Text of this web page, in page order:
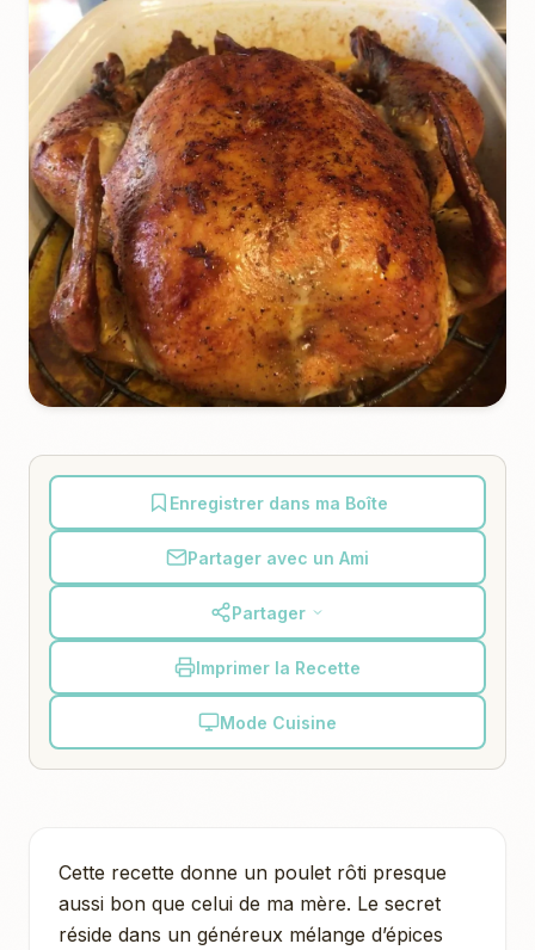
Enregistrer dans ma Boîte
Partager avec un Ami
Partager
Imprimer la Recette
Mode Cuisine
Cette recette donne un poulet rôti presque
aussi bon que celui de ma mère. Le secret
réside dans un généreux mélange d’épices